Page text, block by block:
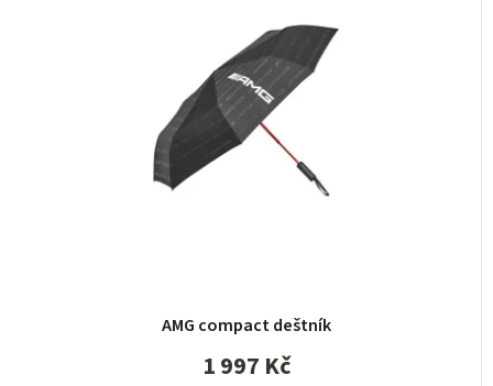
AMG compact deštník
1 997 Kč